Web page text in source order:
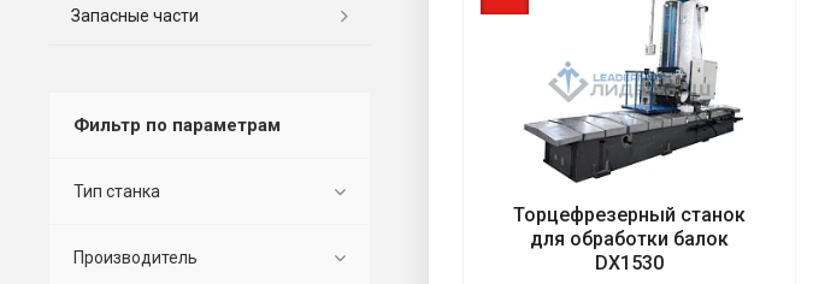
Тип станка
Обрабатывающие центры
Задать вопрос (боковая)
Торцефрезерный станок
для обработки балок
DX1530
Запасные части
Фильтр по параметрам
Тип станка
Производитель